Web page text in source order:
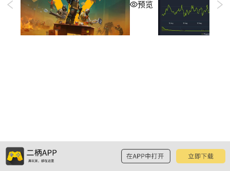
预览